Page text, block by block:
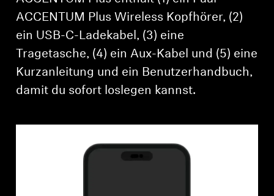
ACCENTUM Plus Wireless Kopfhörer, (2)
ein USB-C-Ladekabel, (3) eine
Tragetasche, (4) ein Aux-Kabel und (5) eine
Kurzanleitung und ein Benutzerhandbuch,
damit du sofort loslegen kannst.